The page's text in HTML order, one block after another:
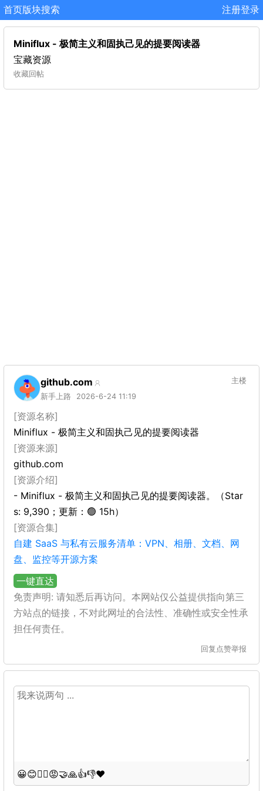
首页版块搜索 注册登录
Miniflux - 极简主义和固执己见的提要阅读器
宝藏资源
收藏回帖
github.com
新手上路 2026-6-24 11:19
主楼
[资源名称]
Miniflux - 极简主义和固执己见的提要阅读器
[资源来源]
github.com
[资源介绍]
- Miniflux - 极简主义和固执己见的提要阅读器。（Star
s: 9,390；更新：🟢 15h）
[资源合集]
自建 SaaS 与私有云服务清单：VPN、相册、文档、网
盘、监控等开源方案
一键直达
免责声明: 请知悉后再访问。本网站仅公益提供指向第三
方站点的链接，不对此网址的合法性、准确性或安全性承
担任何责任。
回复 点赞举报
😀😊😵‍💫😡🤝🙏👍👎❤️